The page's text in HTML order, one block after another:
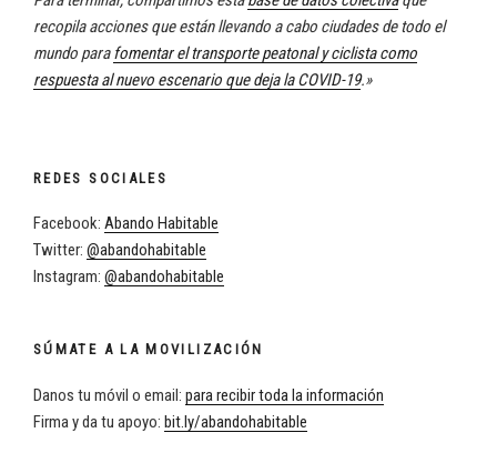
recopila acciones que están llevando a cabo ciudades de todo el
mundo parafomentar el transporte peatonal y ciclista como
respuesta al nuevo escenario que deja la COVID-19.»
REDES SOCIALES
Facebook: Abando Habitable
Twitter: @abandohabitable
Instagram: @abandohabitable
SÚMATE A LA MOVILIZACIÓN
Danos tu móvil o email: para recibir toda la información
Firma y da tu apoyo: bit.ly/abandohabitable